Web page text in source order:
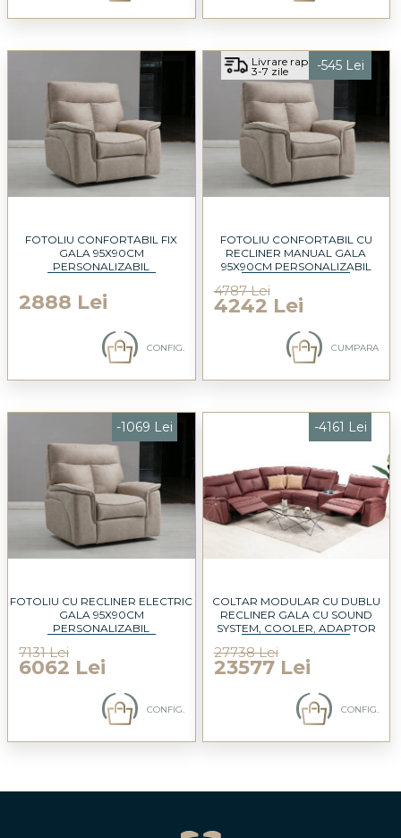
FOTOLIU CONFORTABIL FIX
GALA 95X90CM
PERSONALIZABIL
2888 Lei
CONFIG.
Livrare rapida
3-7 zile -545 Lei
FOTOLIU CONFORTABIL CU
RECLINER MANUAL GALA
95X90CM PERSONALIZABIL
4787 Lei
4242 Lei
CUMPARA
-1069 Lei
FOTOLIU CU RECLINER ELECTRIC
GALA 95X90CM
PERSONALIZABIL
7131 Lei
6062 Lei
CONFIG.
-4161 Lei
COLTAR MODULAR CU DUBLU
RECLINER GALA CU SOUND
SYSTEM, COOLER, ADAPTOR
305X350CM
27738 Lei
23577 Lei
CONFIG.